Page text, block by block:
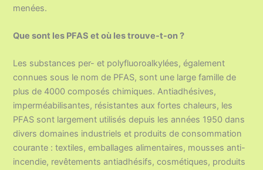
menées.
Que sont les PFAS et où les trouve-t-on ?
Les substances per- et polyfluoroalkylées, également
connues sous le nom de PFAS, sont une large famille de
plus de 4000 composés chimiques. Antiadhésives,
imperméabilisantes, résistantes aux fortes chaleurs, les
PFAS sont largement utilisés depuis les années 1950 dans
divers domaines industriels et produits de consommation
courante : textiles, emballages alimentaires, mousses anti-
incendie, revêtements antiadhésifs, cosmétiques, produits